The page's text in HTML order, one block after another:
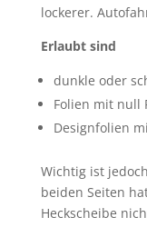
lockerer.
Erlaubt sind
dunkle oder
Folien mit null
Designfolien
Wichtig ist
beiden Seiten
Heckscheibe